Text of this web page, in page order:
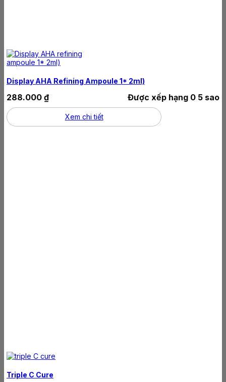
Display AHA Refining Ampoule 1* 2ml)
Được xếp hạng 0 5 sao
288.000 ₫
Xem chi tiết
Triple C Cure